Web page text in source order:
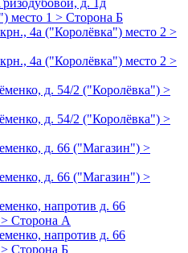
д. 1д
место 1 > Сторона Б
4а ("Королёвка") место 2 >
4а ("Королёвка") место 2 >
д. 54/2 ("Королёвка") >
д. 54/2 ("Королёвка") >
д. 66 ("Магазин") >
д. 66 ("Магазин") >
напротив д. 66
Сторона А
напротив д. 66
Сторона Б